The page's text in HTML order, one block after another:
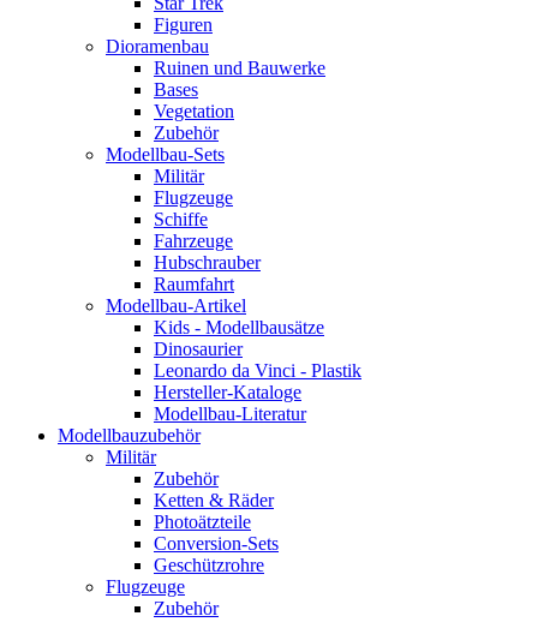
Figuren
Dioramenbau
Ruinen und Bauwerke
Bases
Vegetation
Zubehör
Modellbau-Sets
Militär
Flugzeuge
Schiffe
Fahrzeuge
Hubschrauber
Raumfahrt
Modellbau-Artikel
Kids - Modellbausätze
Dinosaurier
Leonardo da Vinci - Plastik
Hersteller-Kataloge
Modellbau-Literatur
Modellbauzubehör
Militär
Zubehör
Ketten & Räder
Photoätzteile
Conversion-Sets
Geschützrohre
Flugzeuge
Zubehör